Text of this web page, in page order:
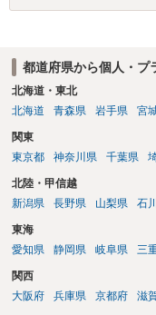
反復して面会を要求する
二年以下の拘禁刑又は百
都道府県から個人・プ
北海道・東北
北海道
青森県 岩手県 宮
関東
東京都
神奈川県 千葉県
北陸・甲信越
新潟県
長野県 山梨県 石
東海
愛知県
静岡県 岐阜県 三
関西
大阪府
兵庫県 京都府 滋